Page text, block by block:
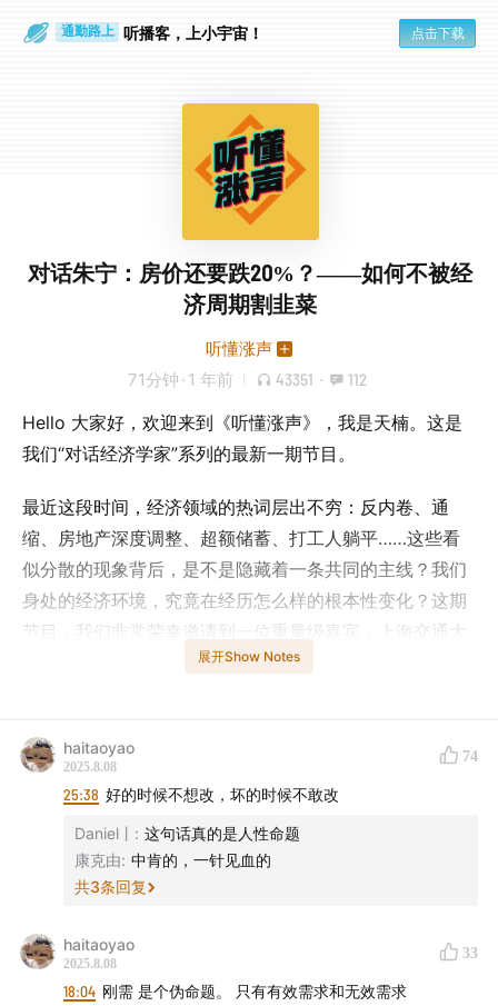
通勤路上 听播客，上小宇宙！ 点击下载
对话朱宁：房价还要跌20%？——如何不被经
济周期割韭菜
听懂涨声
71分钟 · 1 年前 43351 · 112
Hello 大家好，欢迎来到《听懂涨声》，我是天楠。这是
我们“对话经济学家”系列的最新一期节目。
最近这段时间，经济领域的热词层出不穷：反内卷、通
缩、房地产深度调整、超额储蓄、打工人躺平……这些看
似分散的现象背后，是不是隐藏着一条共同的主线？我们
身处的经济环境，究竟在经历怎么样的根本性变化？这期
节目，我们非常荣幸邀请到一位重量级嘉宾，上海交通大
学、上海高级金融学院金融学教授、副院长——朱宁教
朱宁教授长期深耕于投资者行为和资产泡沫研究，他的著
作《刚性泡沫》在业内影响深远。尤其值得一提的是，这
本书在2016年首次出版时，就精准预言了我们后来在房地
产、金融等领域所目睹的诸多挑战。首次出版到现在将近
十年的时间，现实也发生了显著的变化：房价持续下行、
对未来的预期也在悄然转变。
2024年，朱宁教授出版了《刚性泡沫》增订版，结合最新
展开Show Notes
haitaoyao
2025.8.08
74
25:38 好的时候不想改，坏的时候不敢改
Daniel丨 : 这句话真的是人性命题
康克由: 中肯的，一针见血的
共3条回复
haitaoyao
2025.8.08
33
18:04 刚需 是个伪命题。 只有有效需求和无效需求